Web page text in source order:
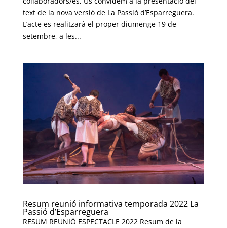
text de la nova versió de La Passió d’Esparreguera.
L’acte es realitzarà el proper diumenge 19 de
setembre, a les...
Resum reunió informativa temporada 2022 La
Passió d’Esparreguera
RESUM REUNIÓ ESPECTACLE 2022 Resum de la